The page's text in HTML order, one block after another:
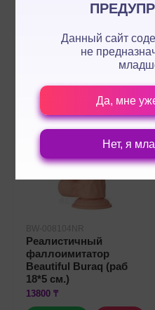
Данный сайт
не
Да, мне
Нет, я
BW-008104NR
Реалистичный
фаллоимитатор
Beautiful Buraq (раб
18*5 см.)
13800 ₸